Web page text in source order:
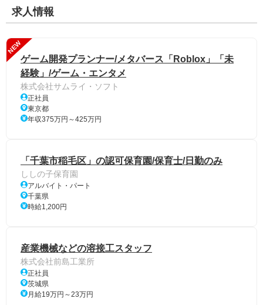
求人情報
NEW
ゲーム開発プランナー/メタバース「Roblox」「未
経験」/ゲーム・エンタメ
株式会社サムライ・ソフト
正社員
東京都
年収375万円～425万円
「千葉市稲毛区」の認可保育園/保育士/日勤のみ
ししの子保育園
アルバイト・パート
千葉県
時給1,200円
産業機械などの溶接工スタッフ
株式会社前島工業所
正社員
茨城県
月給19万円～23万円